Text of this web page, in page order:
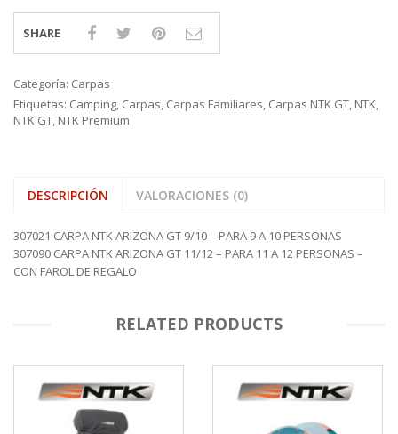
SHARE
Categoría: Carpas
Etiquetas: Camping, Carpas, Carpas Familiares, Carpas NTK GT, NTK,
NTK GT, NTK Premium
DESCRIPCIÓN VALORACIONES (0)
307021 CARPA NTK ARIZONA GT 9/10 – PARA 9 A 10 PERSONAS
307090 CARPA NTK ARIZONA GT 11/12 – PARA 11 A 12 PERSONAS –
CON FAROL DE REGALO
RELATED PRODUCTS